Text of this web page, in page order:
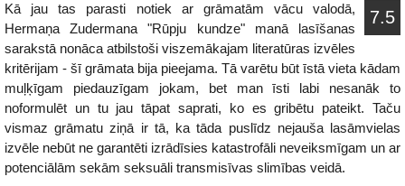
7.5
Kā jau tas parasti notiek ar grāmatām vācu valodā,
Hermaņa Zudermana "Rūpju kundze" manā lasīšanas
sarakstā nonāca atbilstoši viszemākajam literatūras izvēles
kritērijam - šī grāmata bija pieejama. Tā varētu būt īstā vieta kādam
muļķīgam piedauzīgam jokam, bet man īsti labi nesanāk to
noformulēt un tu jau tāpat saprati, ko es gribētu pateikt. Taču
vismaz grāmatu ziņā ir tā, ka tāda puslīdz nejauša lasāmvielas
izvēle nebūt ne garantēti izrādīsies katastrofāli neveiksmīgam un ar
potenciālām sekām seksuāli transmisīvas slimības veidā.